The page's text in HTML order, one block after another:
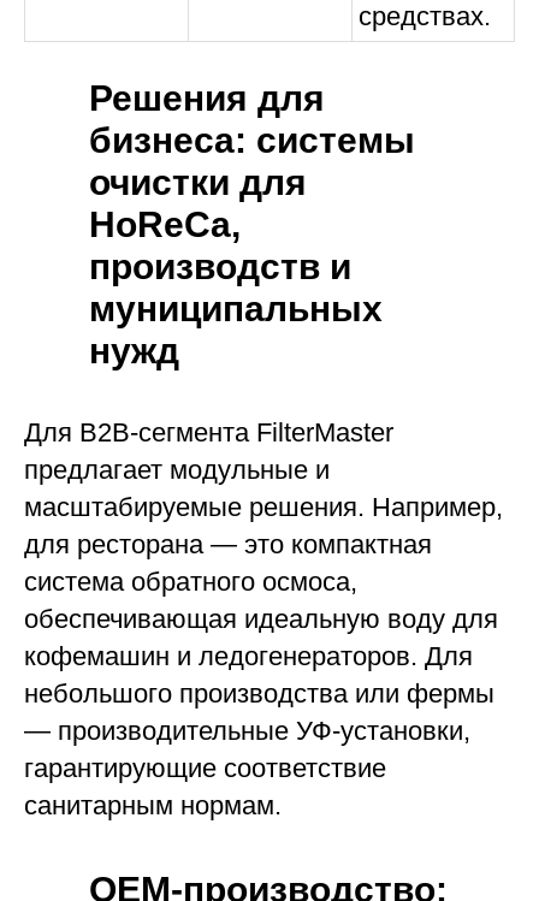
средствах.
Решения для
бизнеса: системы
очистки для
HoReCa,
производств и
муниципальных
нужд
Для B2B-сегмента FilterMaster
предлагает модульные и
масштабируемые решения. Например,
для ресторана — это компактная
система обратного осмоса,
обеспечивающая идеальную воду для
кофемашин и ледогенераторов. Для
небольшого производства или фермы
— производительные УФ-установки,
гарантирующие соответствие
санитарным нормам.
OEM-производство: